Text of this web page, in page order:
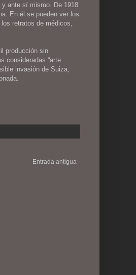
y ante sí mismo. De 1918
En él se pueden ver los
retratos de médicos,
producción sin
consideradas “arte
invasión de Suiza,
Entrada antigua